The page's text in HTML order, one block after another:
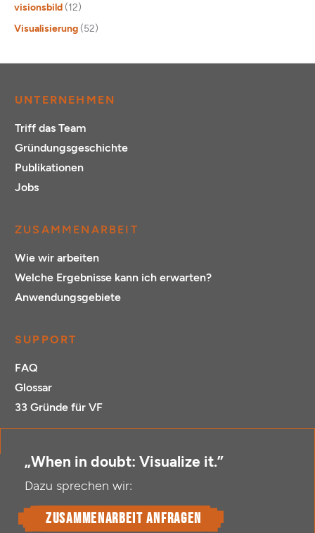
visionsbild (12)
Visualisierung (52)
UNTERNEHMEN
Triff das Team
Gründungsgeschichte
Publikationen
Jobs
ZUSAMMENARBEIT
Wie wir arbeiten
Welche Ergebnisse kann ich erwarten?
Anwendungsgebiete
SUPPORT
FAQ
Glossar
33 Gründe für VF
„When in doubt: Visualize it.”
Dazu sprechen wir:
Zusammenarbeit anfragen